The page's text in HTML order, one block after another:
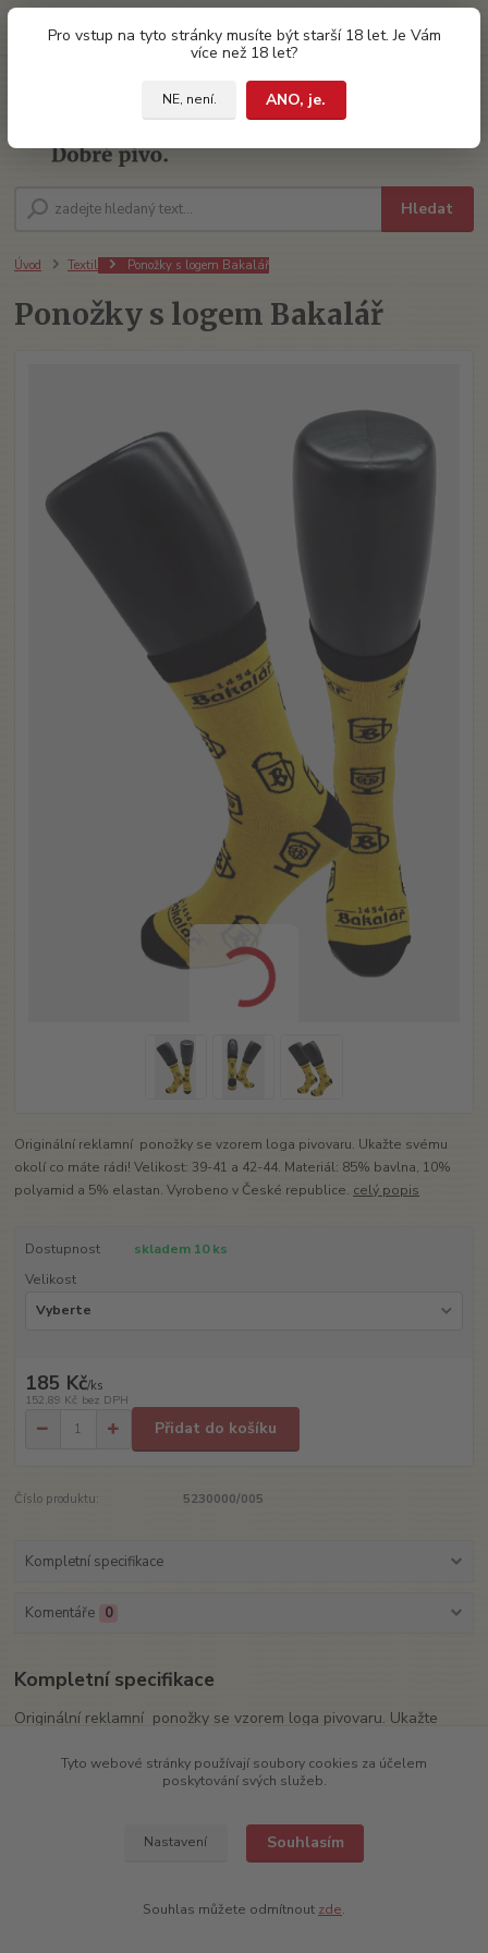
Pro vstup na tyto stránky musíte být starší 18 let. Je Vám
více než 18 let?
NE, není.
ANO, je.
Hledat
za0 Kč
Úvod Textil Ponožky s logem Bakalář
Ponožky s logem Bakalář
Originální reklamní ponožky se vzorem loga pivovaru. Ukažte svému
okolí co máte rádi! Velikost: 39-41 a 42-44. Materiál: 85% bavlna, 10%
polyamid a 5% elastan. Vyrobeno v České republice. celý popis
Dostupnost
skladem 10 ks
Velikost
185 Kč/ks
152,89 Kč bez DPH
Přidat do košíku
Číslo produktu: 5230000/005
Kompletní specifikace
Komentáře 0
Kompletní specifikace
Originální reklamní ponožky se vzorem loga pivovaru. Ukažte
bavlna, 10% polyamid a 5% elastan. Vyrobeno v České republice.
Zboží zařazeno v kategoriích
Tyto webové stránky používají soubory cookies za účelem
poskytování svých služeb.
Nastavení Souhlasím
Souhlas můžete odmítnout zde.